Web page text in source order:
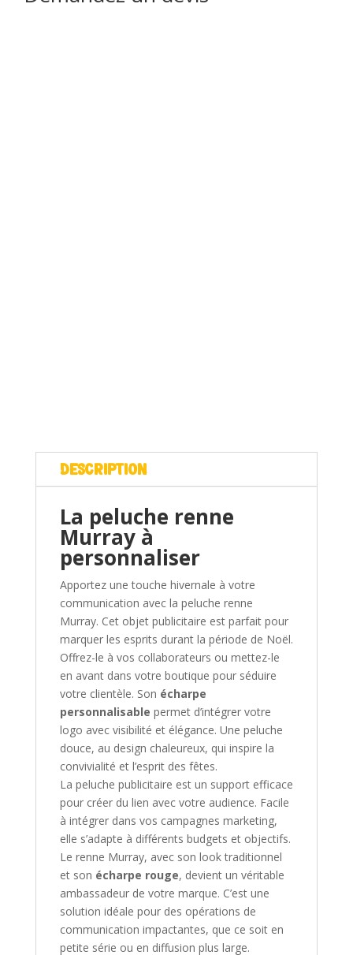
Description
La peluche renne
Murray à
personnaliser
Apportez une touche hivernale à votre
communication avec la peluche renne
Murray. Cet objet publicitaire est parfait pour
marquer les esprits durant la période de Noël.
Offrez-le à vos collaborateurs ou mettez-le
en avant dans votre boutique pour séduire
votre clientèle. Son écharpe
personnalisable permet d’intégrer votre
logo avec visibilité et élégance. Une peluche
douce, au design chaleureux, qui inspire la
convivialité et l’esprit des fêtes.
La peluche publicitaire est un support efficace
pour créer du lien avec votre audience. Facile
à intégrer dans vos campagnes marketing,
elle s’adapte à différents budgets et objectifs.
Le renne Murray, avec son look traditionnel
et son écharpe rouge, devient un véritable
ambassadeur de votre marque. C’est une
solution idéale pour des opérations de
communication impactantes, que ce soit en
petite série ou en diffusion plus large.